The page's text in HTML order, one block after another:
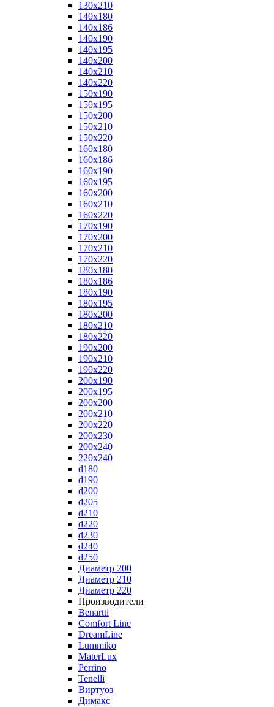
130x210
140x180
140x186
140x190
140x195
140x200
140x210
140x220
150x190
150x195
150x200
150x210
150x220
160x180
160x186
160x190
160x195
160x200
160x210
160x220
170x190
170x200
170x210
170x220
180x180
180x186
180x190
180x195
180x200
180x210
180x220
190x200
190x210
190x220
200x190
200x195
200x200
200x210
200x220
200x230
200x240
220x240
d180
d190
d200
d205
d210
d220
d230
d240
d250
Диаметр 200
Диаметр 210
Диаметр 220
Производители
Benartti
Comfort Line
DreamLine
Lummiko
MaterLux
Perrino
Tenelli
Виртуоз
Димакс